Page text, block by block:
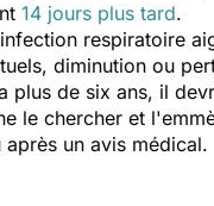
14 jours plus tard.
respiratoire
diminution ou
de six ans, il
le chercher et
un avis médical.